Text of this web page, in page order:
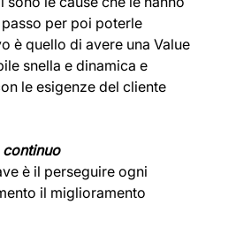
per poi poterle
è quello di avere una Value
snella e dinamica e
le esigenze del cliente
è il perseguire ogni
il miglioramento